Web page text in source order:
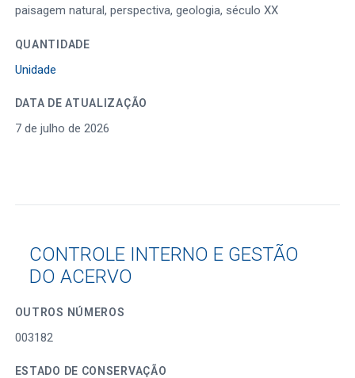
paisagem natural, perspectiva, geologia, século XX
QUANTIDADE
Unidade
DATA DE ATUALIZAÇÃO
7 de julho de 2026
CONTROLE INTERNO E GESTÃO
DO ACERVO
OUTROS NÚMEROS
003182
ESTADO DE CONSERVAÇÃO